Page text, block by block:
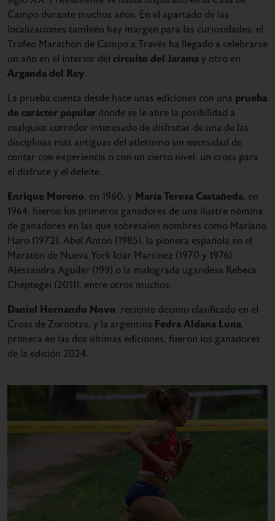
Campo durante muchos años. En el apartado de las
localizaciones también hay margen para las curiosidades: el
Trofeo Marathon de Campo a Través ha llegado a celebrarse
un año en el interior del circuito del Jarama y otro en
Arganda del Rey.
La prueba cuenta desde hace unas ediciones con una prueba
de carácter popular donde se le abre la posibilidad a
cualquier corredor interesado de disfrutar de una de las
disciplinas más antiguas del atletismo sin necesidad de
contar con experiencia o con un cierto nivel: un cross para
el disfrute y el deleite.
Enrique Moreno, en 1960, y María Teresa Castañeda, en
1964, fueron los primeros ganadores de una ilustre nómina
de ganadores en las que sobresalen nombres como Mariano
Haro (1972), Abel Antón (1985), la pionera española en el
Maratón de Nueva York Iciar Martínez (1970 y 1976)
Alessandra Aguilar (199) o la malograda ugandesa Rebeca
Cheptegei (2011), entre otros muchos.
Daniel Hernando Novo, reciente décimo clasificado en el
Cross de Zornotza, y la argentina Fedra Aldana Luna,
primera en las dos últimas ediciones, fueron los ganadores
de la edición 2024.